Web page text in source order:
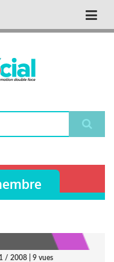
/ 2008 | 9 vues